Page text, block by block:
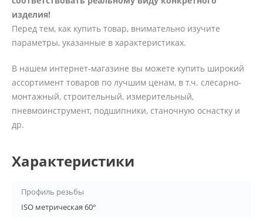
изделия!
Перед тем, как купить товар, внимательно изучите
параметры, указанные в характеристиках.
В нашем интернет-магазине вы можете купить широкий
ассортимент товаров по лучшим ценам, в т.ч. слесарно-
монтажный, строительный, измерительный,
пневмоинструмент, подшипники, станочную оснастку и
др.
Характеристики
Профиль резьбы
ISO метрическая 60°